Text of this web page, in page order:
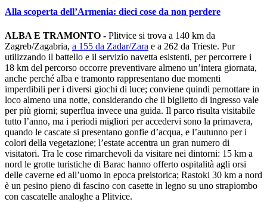
Alla scoperta dell’Armenia: dieci cose da non perdere
ALBA E TRAMONTO - Plitvice si trova a 140 km da
Zagreb/Zagabria, a 155 da Zadar/Zara e a 262 da Trieste. Pur
utilizzando il battello e il servizio navetta esistenti, per percorrere i
18 km del percorso occorre preventivare almeno un’intera giornata,
anche perché alba e tramonto rappresentano due momenti
imperdibili per i diversi giochi di luce; conviene quindi pernottare in
loco almeno una notte, considerando che il biglietto di ingresso vale
per più giorni; superflua invece una guida. Il parco risulta visitabile
tutto l’anno, ma i periodi migliori per accedervi sono la primavera,
quando le cascate si presentano gonfie d’acqua, e l’autunno per i
colori della vegetazione; l’estate accentra un gran numero di
visitatori. Tra le cose rimarchevoli da visitare nei dintorni: 15 km a
nord le grotte turistiche di Barac hanno offerto ospitalità agli orsi
delle caverne ed all’uomo in epoca preistorica; Rastoki 30 km a nord
è un pesino pieno di fascino con casette in legno su uno strapiombo
con cascatelle analoghe a Plitvice.